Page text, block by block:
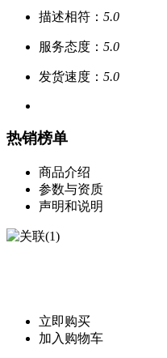
描述相符： 5.0
服务态度： 5.0
发货速度： 5.0
热销榜单
商品介绍
参数与资质
声明和说明
立即购买
加入购物车